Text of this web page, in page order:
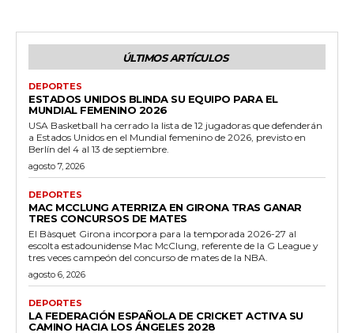
ÚLTIMOS ARTÍCULOS
DEPORTES
ESTADOS UNIDOS BLINDA SU EQUIPO PARA EL
MUNDIAL FEMENINO 2026
USA Basketball ha cerrado la lista de 12 jugadoras que defenderán
a Estados Unidos en el Mundial femenino de 2026, previsto en
Berlín del 4 al 13 de septiembre.
agosto 7, 2026
DEPORTES
MAC MCCLUNG ATERRIZA EN GIRONA TRAS GANAR
TRES CONCURSOS DE MATES
El Bàsquet Girona incorpora para la temporada 2026-27 al
escolta estadounidense Mac McClung, referente de la G League y
tres veces campeón del concurso de mates de la NBA.
agosto 6, 2026
DEPORTES
LA FEDERACIÓN ESPAÑOLA DE CRICKET ACTIVA SU
CAMINO HACIA LOS ÁNGELES 2028